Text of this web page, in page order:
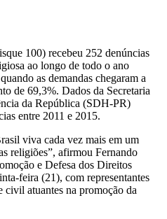
100) recebeu 252 denúncias
ao longo de todo o ano
as demandas chegaram a
de 69,3%. Dados da Secretaria
da República (SDH-PR)
entre 2011 e 2015.
viva cada vez mais em um
religiões”, afirmou Fernando
e Defesa dos Direitos
feira (21), com representantes
civil atuantes na promoção da